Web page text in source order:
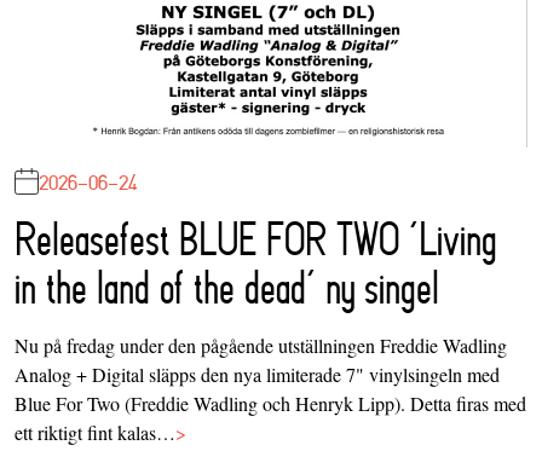
2026-06-24
Releasefest BLUE FOR TWO ‘Living
in the land of the dead’ ny singel
Nu på fredag under den pågående utställningen Freddie Wadling
Analog + Digital släpps den nya limiterade 7" vinylsingeln med
Blue For Two (Freddie Wadling och Henryk Lipp). Detta firas med
ett riktigt fint kalas…>